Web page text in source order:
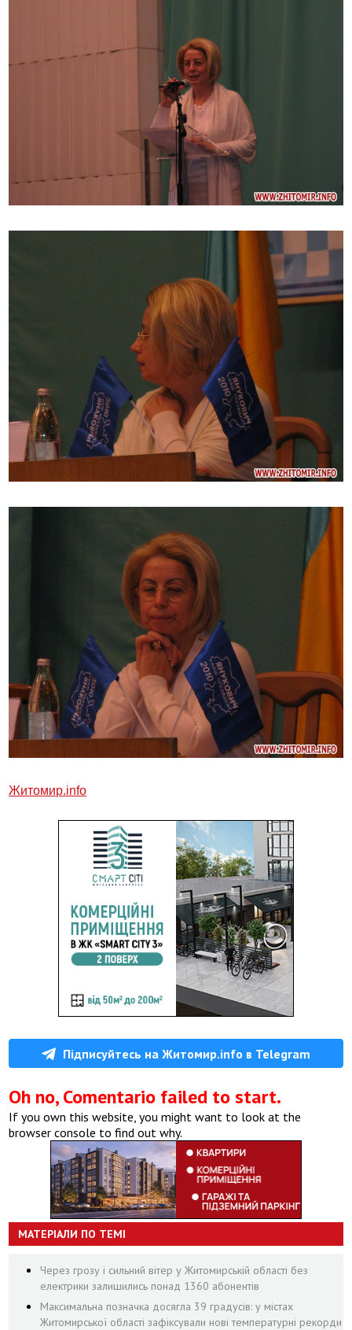
Житомир.info
Підписуйтесь на Житомир.info в Telegram
Oh no, Comentario failed to start.
If you own this website, you might want to look at the
browser console to find out why.
МАТЕРІАЛИ ПО ТЕМІ
Через грозу і сильний вітер у Житомирській області без
електрики залишились понад 1360 абонентів
Максимальна позначка досягла 39 градусів: у містах
Житомирської області зафіксували нові температурні рекорди